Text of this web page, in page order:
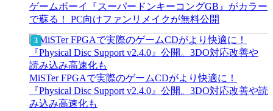
ゲームボーイ『スーパードンキーコングGB』がカラー
で蘇る！ PC向けファンリメイクが無料公開
MiSTer FPGAで実際のゲームCDがより快適に！
『Physical Disc Support v2.4.0』公開。3DO対応改善や読
み込み高速化も